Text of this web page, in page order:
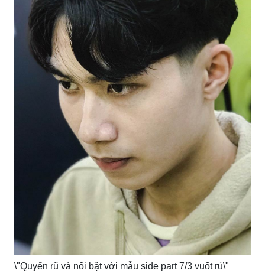
\"Quyến rũ và nổi bật với mẫu side part 7/3 vuốt rủ\"